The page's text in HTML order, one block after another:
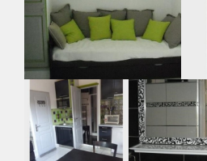
Gedeelde woonkamer: Nee
Huisgenoten: Nee
Geslacht huisgenoten: N.v.t.